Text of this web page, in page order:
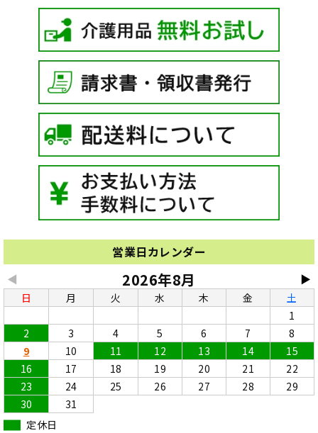
営業日カレンダー
◀ ▶
2026年8月
日 月 火 水 木 金
土
1
2
3 4 5 6 7
8
9
10 11 12 13 14
15
16
17 18 19 20 21
22
23
24 25 26 27 28
29
30
31
定休日